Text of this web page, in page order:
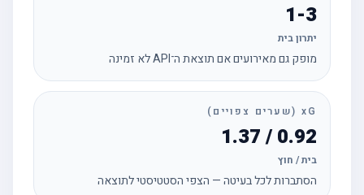
1-3
יתרון בית
מופק גם מאירועים אם תוצאת ה־API לא זמינה
xG (שערים צפויים)
0.92 / 1.37
בית / חוץ
הסתברות לכל בעיטה — הצפי הסטטיסטי לתוצאה